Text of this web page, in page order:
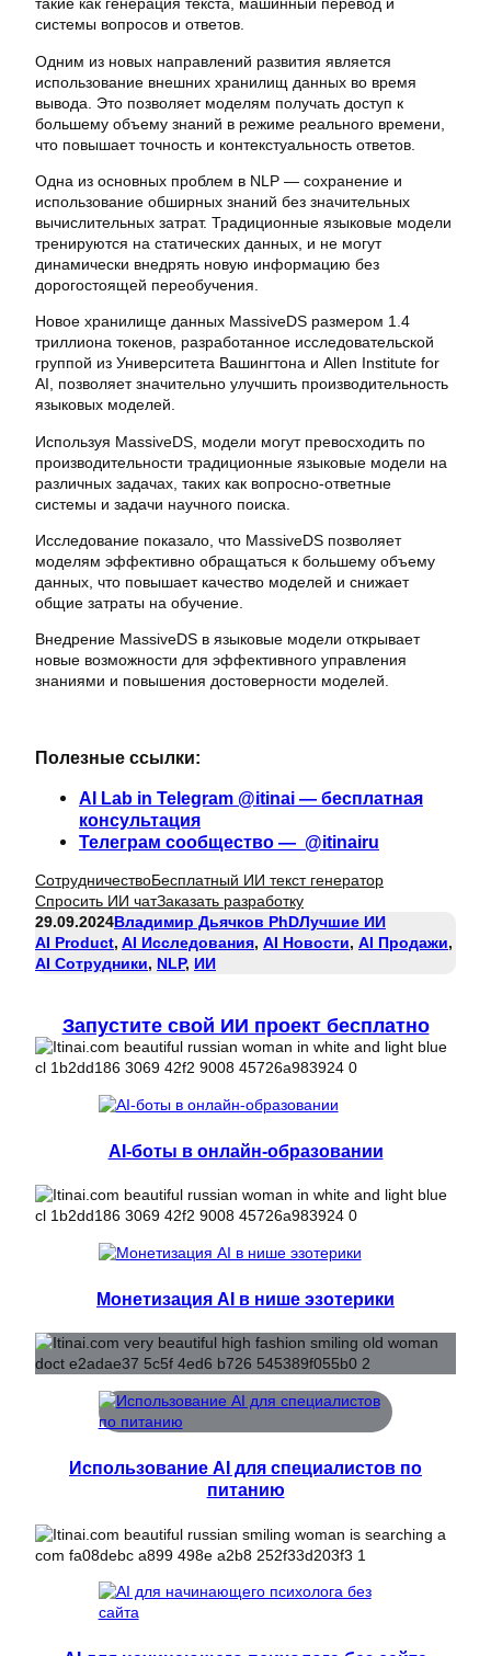
такие как генерация текста, машинный перевод и
системы вопросов и ответов.
Одним из новых направлений развития является
использование внешних хранилищ данных во время
вывода. Это позволяет моделям получать доступ к
большему объему знаний в режиме реального времени,
что повышает точность и контекстуальность ответов.
Одна из основных проблем в NLP — сохранение и
использование обширных знаний без значительных
вычислительных затрат. Традиционные языковые модели
тренируются на статических данных, и не могут
динамически внедрять новую информацию без
дорогостоящей переобучения.
Новое хранилище данных MassiveDS размером 1.4
триллиона токенов, разработанное исследовательской
группой из Университета Вашингтона и Allen Institute for
AI, позволяет значительно улучшить производительность
языковых моделей.
Используя MassiveDS, модели могут превосходить по
производительности традиционные языковые модели на
различных задачах, таких как вопросно-ответные
системы и задачи научного поиска.
Исследование показало, что MassiveDS позволяет
моделям эффективно обращаться к большему объему
данных, что повышает качество моделей и снижает
общие затраты на обучение.
Внедрение MassiveDS в языковые модели открывает
новые возможности для эффективного управления
знаниями и повышения достоверности моделей.
Полезные ссылки:
AI Lab in Telegram @itinai — бесплатная
консультация
Телеграм сообщество — @itinairu
СотрудничествоБесплатный ИИ текст генератор
Спросить ИИ чатЗаказать разработку
29.09.2024Владимир Дьячков PhDЛучшие ИИ
AI Product, AI Исследования, AI Новости, AI Продажи
AI Сотрудники, NLP, ИИ
Запустите свой ИИ проект бесплатно
AI-боты в онлайн-образовании
Монетизация AI в нише эзотерики
Использование AI для специалистов по
питанию